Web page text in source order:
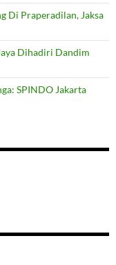
Di Praperadilan, Jaksa
Dihadiri Dandim
SPINDO Jakarta